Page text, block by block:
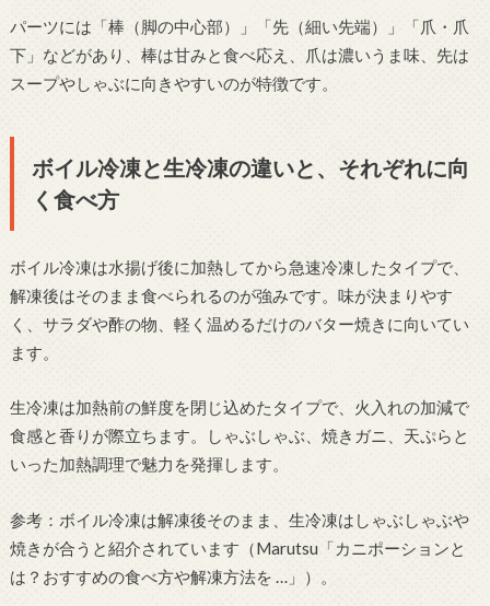
パーツには「棒（脚の中心部）」「先（細い先端）」「爪・爪
下」などがあり、棒は甘みと食べ応え、爪は濃いうま味、先は
スープやしゃぶに向きやすいのが特徴です。
ボイル冷凍と生冷凍の違いと、それぞれに向
く食べ方
ボイル冷凍は水揚げ後に加熱してから急速冷凍したタイプで、
解凍後はそのまま食べられるのが強みです。味が決まりやす
く、サラダや酢の物、軽く温めるだけのバター焼きに向いてい
ます。
生冷凍は加熱前の鮮度を閉じ込めたタイプで、火入れの加減で
食感と香りが際立ちます。しゃぶしゃぶ、焼きガニ、天ぷらと
いった加熱調理で魅力を発揮します。
参考：ボイル冷凍は解凍後そのまま、生冷凍はしゃぶしゃぶや
焼きが合うと紹介されています（Marutsu「カニポーションと
は？おすすめの食べ方や解凍方法を …」）。